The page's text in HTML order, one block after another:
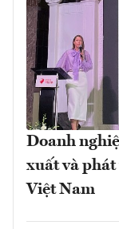
Doanh
xuất và
Việt Nam